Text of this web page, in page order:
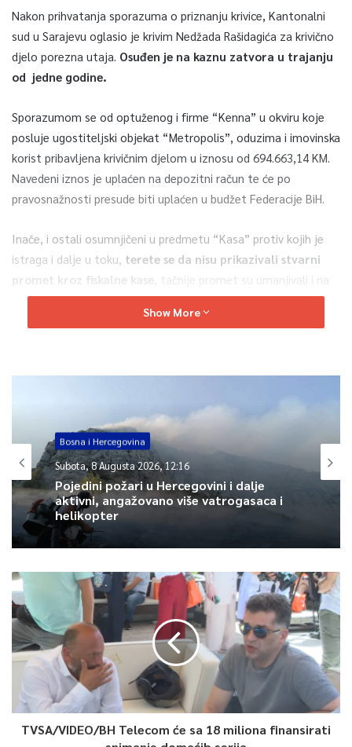
Nakon prihvatanja sporazuma o priznanju krivice, Kantonalni
sud u Sarajevu oglasio je krivim Nedžada Rašidagića za krivično
djelo porezna utaja. Osuđen je na kaznu zatvora u trajanju
od jedne godine.
Sporazumom se od optuženog i firme “Kenna” u okviru koje
posluje ugostiteljski objekat “Metropolis”, oduzima i imovinska
korist pribavljena krivičnim djelom u iznosu od 694.663,14 KM.
Navedeni iznos je uplaćen na depozitni račun te će po
pravosnažnosti presude biti uplaćen u budžet Federacije BiH.
Inače, i ostali osumnjičeni u predmetu “Kasa” protiv kojih je
istraga i dalje u toku, terete se da nisu prikazivali stvarni
promet kroz fiskalne kase , tačnije promet su umanjivali i na
osnovu toga pravili lažne poreske prijave i plaćali manji porez
nego što je trebalo, saopćeno je iz Kantonalnog
Article Rating
Show More
Bosna i Hercegovina
Subota, 8 Augusta 2026, 12:16
Pojedini požari u Hercegovini i dalje
aktivni, angažovano više vatrogasaca i
helikopter
TVSA/VIDEO/BH Telecom će sa 18 miliona finansirati